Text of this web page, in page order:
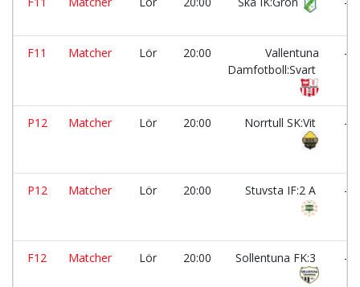
F11 Matcher Lör 20:00
Vallentuna
Damfotboll:Svart
-
P12 Matcher Lör 20:00 Norrtull SK:Vit -
P12 Matcher Lör 20:00 Stuvsta IF:2 A -
F12 Matcher Lör 20:00 Sollentuna FK:3 -